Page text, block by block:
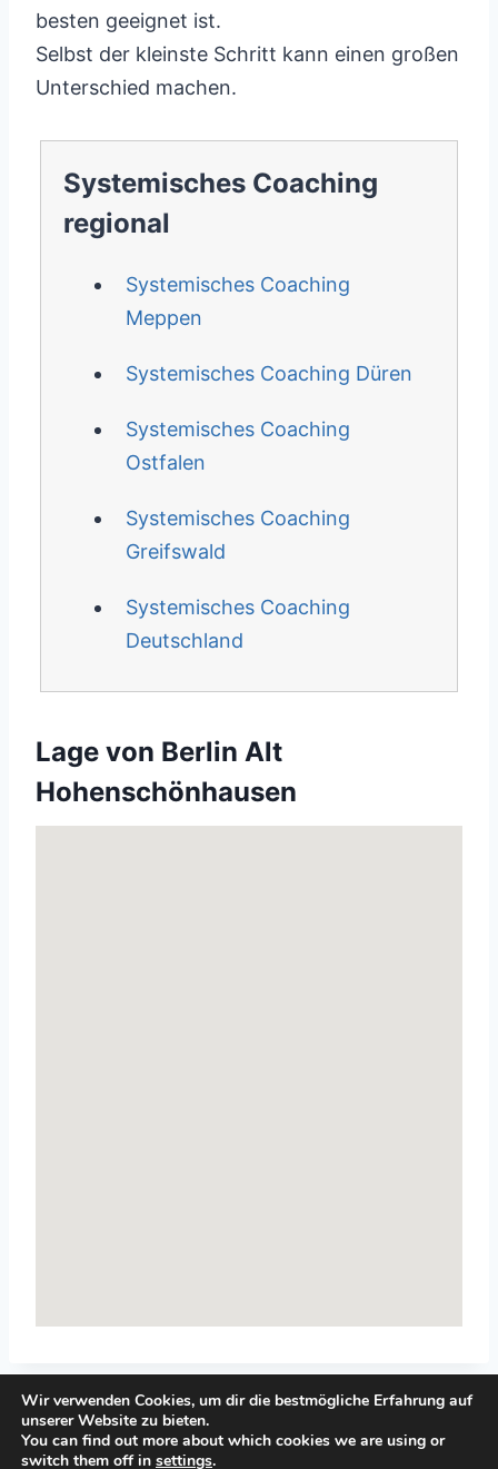
besten geeignet ist.
Selbst der kleinste Schritt kann einen großen
Unterschied machen.
Systemisches Coaching
regional
Systemisches Coaching
Meppen
Systemisches Coaching Düren
Systemisches Coaching
Ostfalen
Systemisches Coaching
Greifswald
Systemisches Coaching
Deutschland
Lage von Berlin Alt
Hohenschönhausen
Wir verwenden Cookies, um dir die bestmögliche Erfahrung auf
unserer Website zu bieten.
You can find out more about which cookies we are using or
switch them off in settings.